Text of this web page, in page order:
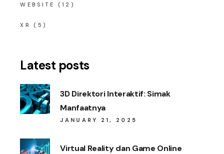
WEBSITE (12)
XR (5)
Latest posts
3D Direktori Interaktif: Simak
Manfaatnya
JANUARY 21, 2025
Virtual Reality dan Game Online